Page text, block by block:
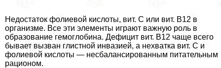
Недостаток фолиевой кислоты, вит. С или вит. В12 в
организме. Все эти элементы играют важную роль в
образование гемоглобина. Дефицит вит. В12 чаще всего
бывает вызван глистной инвазией, а нехватка вит. С и
фолиевой кислоты — несбалансированным питательным
рационом.